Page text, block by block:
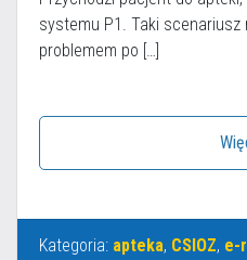
systemu P1. Taki scenariusz
problemem po […]
Kategoria: apteka, CSIOZ, e-